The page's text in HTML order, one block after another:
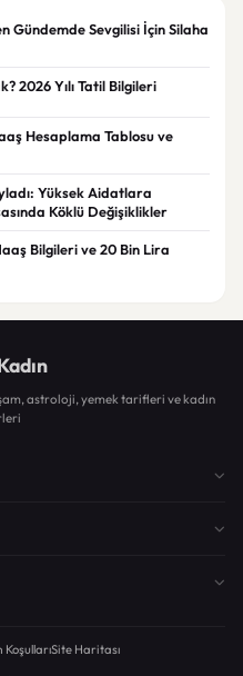
Gündemde Sevgilisi İçin Silaha
2026 Yılı Tatil Bilgileri
Hesaplama Tablosu ve
Yüksek Aidatlara
Köklü Değişiklikler
Bilgileri ve 20 Bin Lira
astroloji, yemek tarifleri ve kadın
KoşullarıSite Haritası